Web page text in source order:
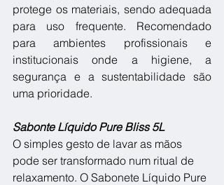
protege os materiais, sendo adequada
para uso frequente. Recomendado
para ambientes profissionais e
institucionais onde a higiene, a
segurança e a sustentabilidade são
uma prioridade.
Sabonte Líquido Pure Bliss 5L
O simples gesto de lavar as mãos
pode ser transformado num ritual de
relaxamento. O Sabonete Líquido Pure